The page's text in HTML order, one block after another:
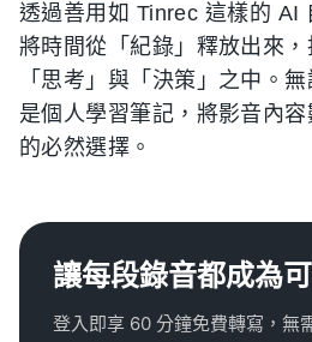
透過善用如 Tinrec 這樣的 AI
將時間從「紀錄」釋放出來
「思考」與「決策」之中。
是個人學習筆記，將影音內
的必然選擇。
讓每段錄音都成為
登入即享 60 分鐘免費轉寫，無